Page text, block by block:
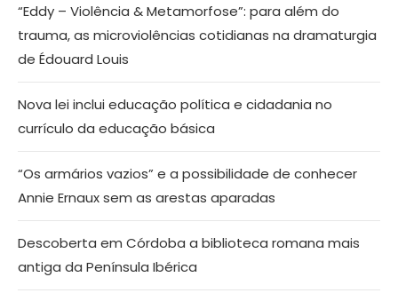
“Eddy – Violência & Metamorfose”: para além do
trauma, as microviolências cotidianas na dramaturgia
de Édouard Louis
Nova lei inclui educação política e cidadania no
currículo da educação básica
“Os armários vazios” e a possibilidade de conhecer
Annie Ernaux sem as arestas aparadas
Descoberta em Córdoba a biblioteca romana mais
antiga da Península Ibérica